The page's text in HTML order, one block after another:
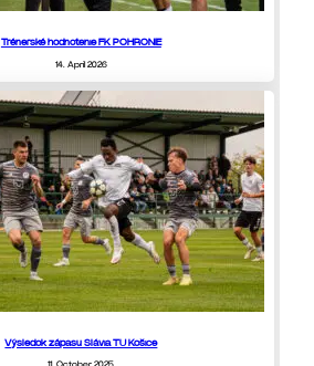
Trénerské hodnotenie FK POHRONIE
14. April 2026
Výsledok zápasu Slávia TU Košice